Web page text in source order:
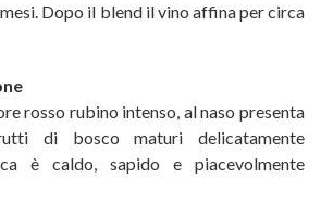
Dopo il blend il vino affina per circa
rosso rubino intenso, al naso presenta
di bosco maturi delicatamente
è caldo, sapido e piacevolmente